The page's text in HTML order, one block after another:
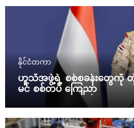
နိုင်ငံတကာ
ဟူသီအဖွဲ့ရဲ့ စစ်စခန်းတွေ
မင် စစ်တပ် ကြေညာ